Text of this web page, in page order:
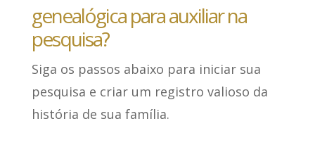
genealógica para auxiliar na
pesquisa?
Siga os passos abaixo para iniciar sua
pesquisa e criar um registro valioso da
história de sua família.